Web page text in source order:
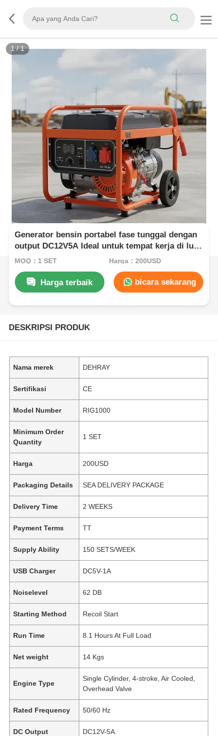
1/1
Generator bensin portabel fase tunggal dengan
output DC12V5A Ideal untuk tempat kerja di luar
ruangan dan cadangan listrik darurat
MOQ：1 SET Harga：200USD
Harga terbaik bicara sekarang
DESKRIPSI PRODUK
Nama merek DEHRAY
Sertifikasi CE
Model Number RIG1000
Minimum Order
Quantity
1 SET
Harga 200USD
Packaging Details SEA DELIVERY PACKAGE
Delivery Time 2 WEEKS
Payment Terms TT
Supply Ability 150 SETS/WEEK
USB Charger DC5V-1A
Noiselevel 62 DB
Starting Method Recoil Start
Run Time 8.1 Hours At Full Load
Net weight 14 Kgs
Engine Type
Single Cylinder, 4-stroke, Air Cooled,
Overhead Valve
Rated Frequency 50/60 Hz
DC Output DC12V-5A